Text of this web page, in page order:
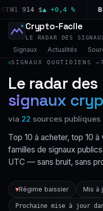
1 914 $▲ +0,4 % BNB
Crypto-Facile
LE RADAR DES
Signaux Actualités
SIGNAUX QUOTIDIENS —
Le radar des
signaux
via 22 sources publiques
Top 10 à acheter, top 10
familles de signaux
UTC — sans bruit, sans
▼Régime baissier Mis à
Prochaine mise à jour